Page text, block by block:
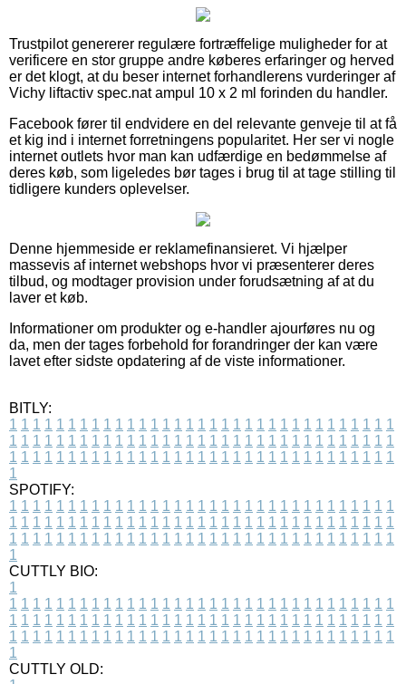
Trustpilot genererer regulære fortræffelige muligheder for at
verificere en stor gruppe andre køberes erfaringer og herved
er det klogt, at du beser internet forhandlerens vurderinger af
Vichy liftactiv spec.nat ampul 10 x 2 ml forinden du handler.
Facebook fører til endvidere en del relevante genveje til at få
et kig ind i internet forretningens popularitet. Her ser vi nogle
internet outlets hvor man kan udfærdige en bedømmelse af
deres køb, som ligeledes bør tages i brug til at tage stilling til
tidligere kunders oplevelser.
Denne hjemmeside er reklamefinansieret. Vi hjælper
massevis af internet webshops hvor vi præsenterer deres
tilbud, og modtager provision under forudsætning af at du
laver et køb.
Informationer om produkter og e-handler ajourføres nu og
da, men der tages forbehold for forandringer der kan være
lavet efter sidste opdatering af de viste informationer.
BITLY:
1 1 1 1 1 1 1 1 1 1 1 1 1 1 1 1 1 1 1 1 1 1 1 1 1 1 1 1 1 1 1 1 1
1 1 1 1 1 1 1 1 1 1 1 1 1 1 1 1 1 1 1 1 1 1 1 1 1 1 1 1 1 1 1 1 1
1 1 1 1 1 1 1 1 1 1 1 1 1 1 1 1 1 1 1 1 1 1 1 1 1 1 1 1 1 1 1 1 1
1
SPOTIFY:
1 1 1 1 1 1 1 1 1 1 1 1 1 1 1 1 1 1 1 1 1 1 1 1 1 1 1 1 1 1 1 1 1
1 1 1 1 1 1 1 1 1 1 1 1 1 1 1 1 1 1 1 1 1 1 1 1 1 1 1 1 1 1 1 1 1
1 1 1 1 1 1 1 1 1 1 1 1 1 1 1 1 1 1 1 1 1 1 1 1 1 1 1 1 1 1 1 1 1
1
CUTTLY BIO:
1
1 1 1 1 1 1 1 1 1 1 1 1 1 1 1 1 1 1 1 1 1 1 1 1 1 1 1 1 1 1 1 1 1
1 1 1 1 1 1 1 1 1 1 1 1 1 1 1 1 1 1 1 1 1 1 1 1 1 1 1 1 1 1 1 1 1
1 1 1 1 1 1 1 1 1 1 1 1 1 1 1 1 1 1 1 1 1 1 1 1 1 1 1 1 1 1 1 1 1
1
CUTTLY OLD: